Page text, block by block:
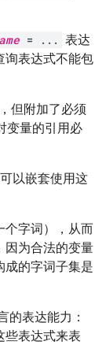
= ... 表达
询表达式不能包
，但附加了必须
变量的引用必
以嵌套使用这
个字词），从而
因为合法的变量
成的字词子集是
的表达能力：
些表达式来表